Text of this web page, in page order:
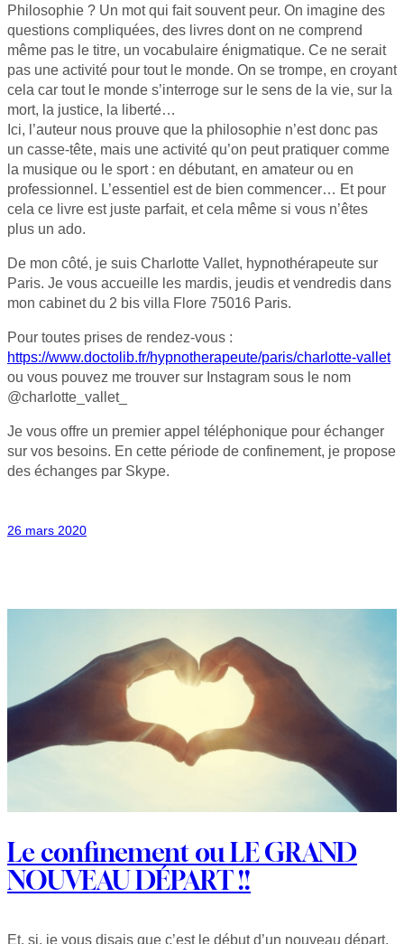
Philosophie ? Un mot qui fait souvent peur. On imagine des
questions compliquées, des livres dont on ne comprend
même pas le titre, un vocabulaire énigmatique. Ce ne serait
pas une activité pour tout le monde. On se trompe, en croyant
cela car tout le monde s’interroge sur le sens de la vie, sur la
mort, la justice, la liberté…
Ici, l’auteur nous prouve que la philosophie n’est donc pas
un casse-tête, mais une activité qu’on peut pratiquer comme
la musique ou le sport : en débutant, en amateur ou en
professionnel. L’essentiel est de bien commencer… Et pour
cela ce livre est juste parfait, et cela même si vous n’êtes
plus un ado.
De mon côté, je suis Charlotte Vallet, hypnothérapeute sur
Paris. Je vous accueille les mardis, jeudis et vendredis dans
mon cabinet du 2 bis villa Flore 75016 Paris.
Pour toutes prises de rendez-vous :
https://www.doctolib.fr/hypnotherapeute/paris/charlotte-vallet
ou vous pouvez me trouver sur Instagram sous le nom
@charlotte_vallet_
Je vous offre un premier appel téléphonique pour échanger
sur vos besoins. En cette période de confinement, je propose
des échanges par Skype.
26 mars 2020
Le confinement ou LE GRAND
NOUVEAU DÉPART !!
Et, si, je vous disais que c’est le début d’un nouveau départ.